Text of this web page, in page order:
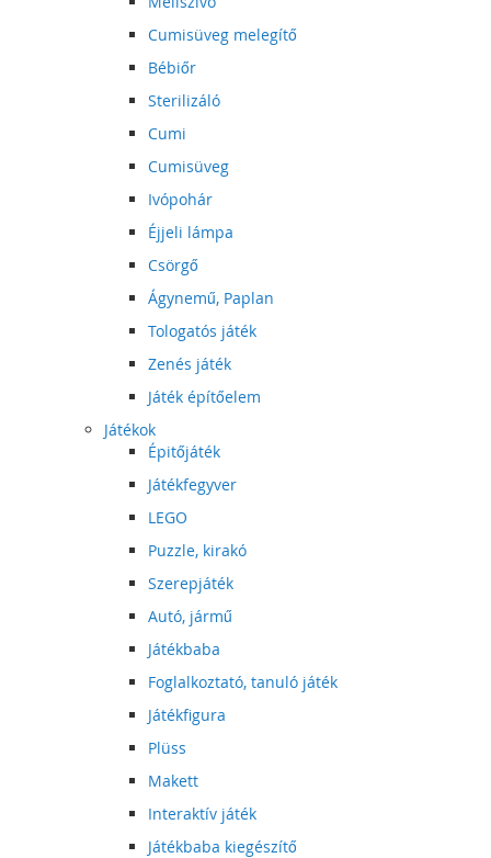
Cumisüveg melegítő
Bébiőr
Sterilizáló
Cumi
Cumisüveg
Ivópohár
Éjjeli lámpa
Csörgő
Ágynemű, Paplan
Tologatós játék
Zenés játék
Játék építőelem
Játékok
Épitőjáték
Játékfegyver
LEGO
Puzzle, kirakó
Szerepjáték
Autó, jármű
Játékbaba
Foglalkoztató, tanuló játék
Játékfigura
Plüss
Makett
Interaktív játék
Játékbaba kiegészítő